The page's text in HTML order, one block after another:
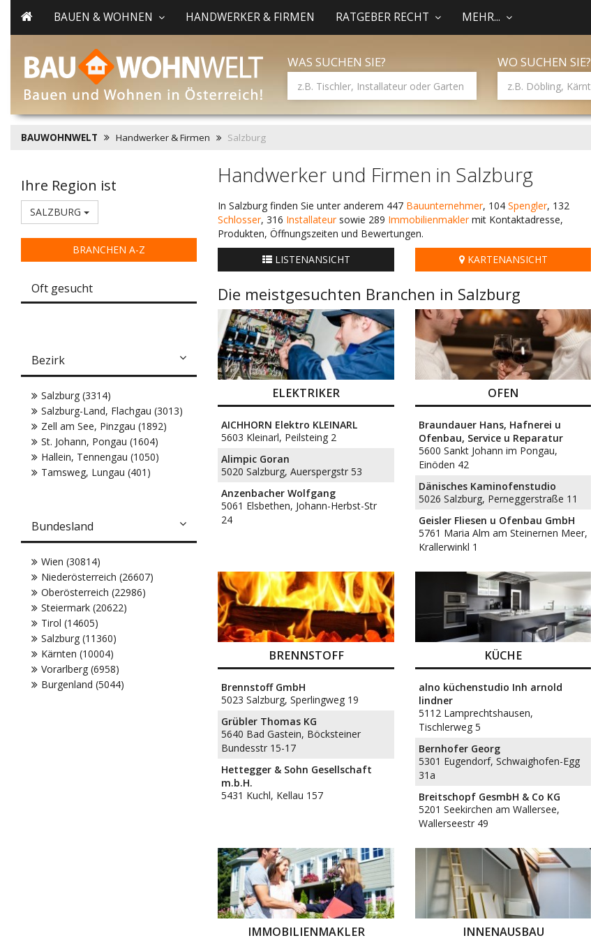
BAUEN & WOHNEN HANDWERKER & FIRMEN RATGEBER RECHT MEHR...
WAS SUCHEN SIE? WO SUCHEN SIE?
BAUWOHNWELT Handwerker & Firmen Salzburg
Handwerker und Firmen in Salzburg
In Salzburg finden Sie unter anderem 447 Bauunternehmer, 104Spengler, 132
Schlosser, 316 Installateursowie 289 Immobilienmaklermit Kontaktadresse,
Produkten, Öffnungszeiten und Bewertungen.
LISTENANSICHT
KARTENANSICHT
Die meistgesuchten Branchen in Salzburg
ELEKTRIKER
AICHHORN Elektro KLEINARL
5603 Kleinarl, Peilsteing 2
Alimpic Goran
5020 Salzburg, Auerspergstr 53
Anzenbacher Wolfgang
5061 Elsbethen, Johann-Herbst-Str
24
OFEN
Braundauer Hans, Hafnerei u
Ofenbau, Service u Reparatur
5600 Sankt Johann im Pongau,
Einöden 42
Dänisches Kaminofenstudio
5026 Salzburg, Perneggerstraße 11
Geisler Fliesen u Ofenbau GmbH
5761 Maria Alm am Steinernen Meer,
Krallerwinkl 1
BRENNSTOFF
Brennstoff GmbH
5023 Salzburg, Sperlingweg 19
Grübler Thomas KG
5640 Bad Gastein, Böcksteiner
Bundesstr 15-17
Hettegger & Sohn Gesellschaft
m.b.H.
5431 Kuchl, Kellau 157
KÜCHE
alno küchenstudio Inh arnold
lindner
5112 Lamprechtshausen,
Tischlerweg 5
Bernhofer Georg
5301 Eugendorf, Schwaighofen-Egg
31a
Breitschopf GesmbH & Co KG
5201 Seekirchen am Wallersee,
Wallerseestr 49
IMMOBILIENMAKLER INNENAUSBAU
Ihre Region ist
SALZBURG
BRANCHEN A-Z
Oft gesucht
Bezirk
Salzburg (3314)
Salzburg-Land, Flachgau (3013)
Zell am See, Pinzgau (1892)
St. Johann, Pongau (1604)
Hallein, Tennengau (1050)
Tamsweg, Lungau (401)
Bundesland
Wien (30814)
Niederösterreich (26607)
Oberösterreich (22986)
Steiermark (20622)
Tirol (14605)
Salzburg (11360)
Kärnten (10004)
Vorarlberg (6958)
Burgenland (5044)